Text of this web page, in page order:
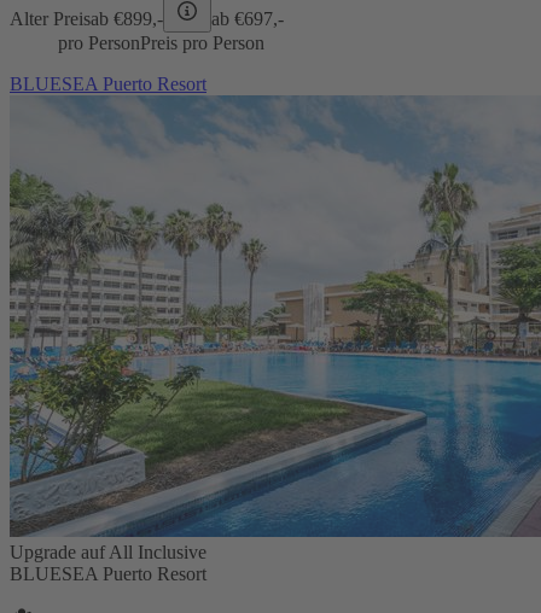
Alter Preisab €899,- ab €697,-
pro PersonPreis pro Person
BLUESEA Puerto Resort
Upgrade auf All Inclusive
BLUESEA Puerto Resort